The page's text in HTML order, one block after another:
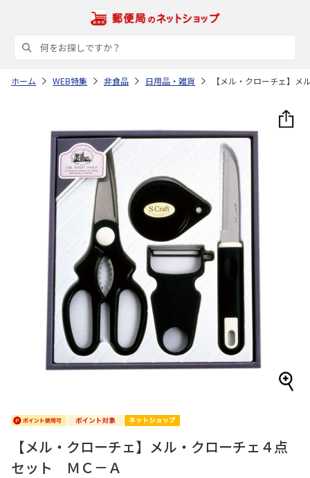
ホーム WEB特集 非食品 日用品・雑貨 【メル・クローチェ】
【メル・クローチェ】メル・クローチェ４点
セット ＭＣ－Ａ